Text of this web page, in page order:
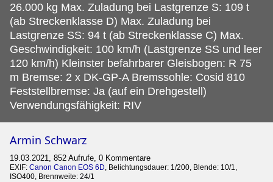
26.000 kg Max. Zuladung bei Lastgrenze S: 109 t
(ab Streckenklasse D) Max. Zuladung bei
Lastgrenze SS: 94 t (ab Streckenklasse C) Max.
Geschwindigkeit: 100 km/h (Lastgrenze SS und leer
120 km/h) Kleinster befahrbarer Gleisbogen: R 75
m Bremse: 2 x DK-GP-A Bremssohle: Cosid 810
Feststellbremse: Ja (auf ein Drehgestell)
Verwendungsfähigkeit: RIV
Armin Schwarz
19.03.2021, 852 Aufrufe, 0 Kommentare
EXIF: Canon Canon EOS 6D, Belichtungsdauer: 1/200, Blende: 10/1,
ISO400, Brennweite: 24/1